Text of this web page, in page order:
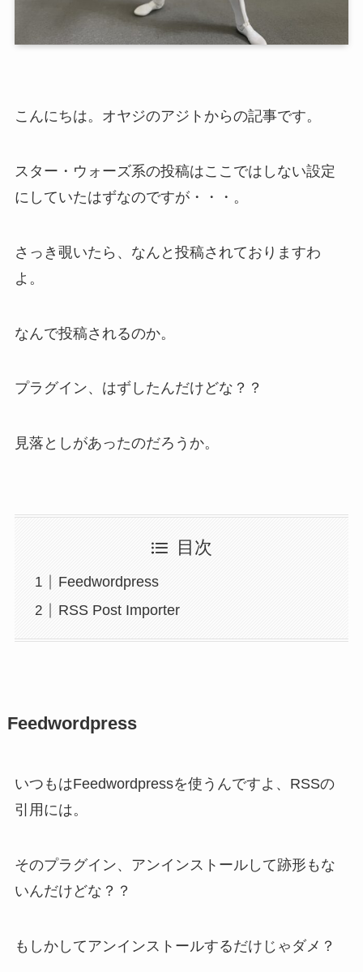
こんにちは。オヤジのアジトからの記事です。
スター・ウォーズ系の投稿はここではしない設定
にしていたはずなのですが・・・。
さっき覗いたら、なんと投稿されておりますわ
よ。
なんで投稿されるのか。
プラグイン、はずしたんだけどな？？
見落としがあったのだろうか。
目次
Feedwordpress
RSS Post Importer
Feedwordpress
いつもはFeedwordpressを使うんですよ、RSSの
引用には。
そのプラグイン、アンインストールして跡形もな
いんだけどな？？
もしかしてアンインストールするだけじゃダメ？